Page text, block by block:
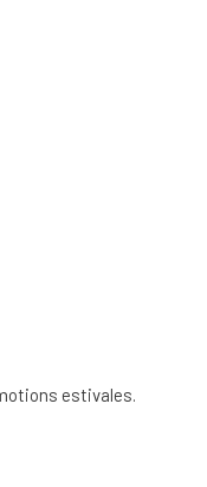
estivales.